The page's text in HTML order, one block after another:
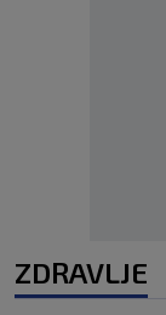
ZDRAVLJE